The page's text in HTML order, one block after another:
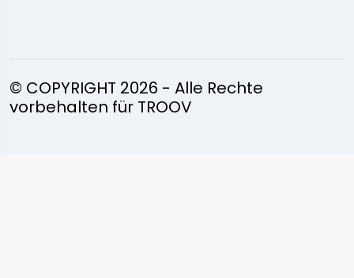
© COPYRIGHT 2026 - Alle Rechte
vorbehalten für TROOV